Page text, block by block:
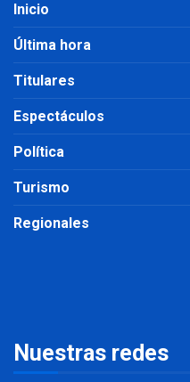
Inicio
Última hora
Titulares
Espectáculos
Política
Turismo
Regionales
Nuestras redes